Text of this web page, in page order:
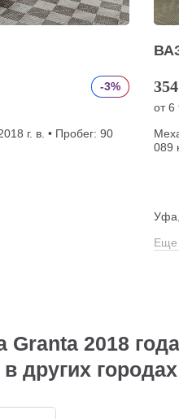
-3%
г. в. • Пробег: 90
от6
089
Еще
2018
других городах